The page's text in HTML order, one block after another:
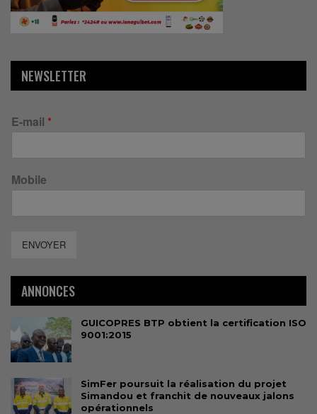
NEWSLETTER
E-mail *
Mobile
ENVOYER
ANNONCES
GUICOPRES BTP obtient la certification ISO
9001:2015
SimFer poursuit la réalisation du projet
Simandou et franchit de nouveaux jalons
opérationnels